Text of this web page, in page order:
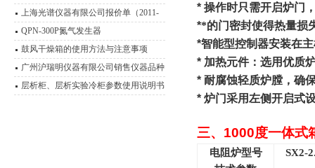
上海光谱仪器有限公司报价单（2011-
2012）
QPN-300P氮气发生器
鼓风干燥箱的使用方法与注意事项
广州沪瑞明仪器有限公司销售仪器品种
层析柜、层析实验冷柜参数使用说明书
* 操作时只需开启炉门
**的门密封使得热量损
*智能型控制器安装在
* 加热元件：选用优质
* 耐腐蚀轻质炉膛，确
* 炉门采用左侧开启式
三、 1000度一体式
电阻炉型号
SX2-